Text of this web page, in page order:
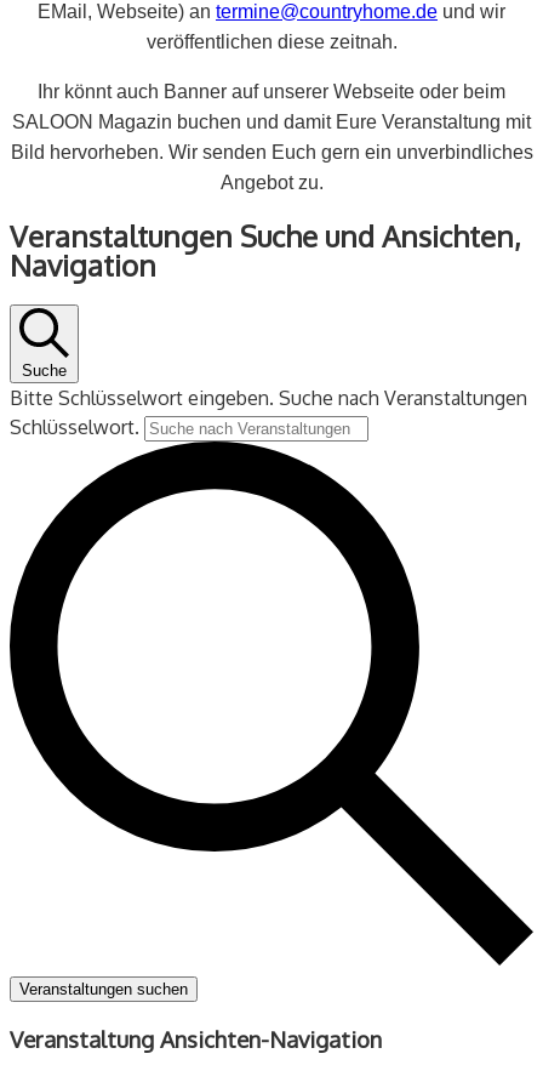
EMail, Webseite) an termine@countryhome.de und wir
veröffentlichen diese zeitnah.
Ihr könnt auch Banner auf unserer Webseite oder beim
SALOON Magazin buchen und damit Eure Veranstaltung mit
Bild hervorheben. Wir senden Euch gern ein unverbindliches
Angebot zu.
Veranstaltungen
für
September
2024
Veranstaltungen Suche und Ansichten,
Navigation
Suche
Bitte Schlüsselwort eingeben. Suche nach Veranstaltungen
Schlüsselwort.
Veranstaltungen suchen
Veranstaltung Ansichten-Navigation